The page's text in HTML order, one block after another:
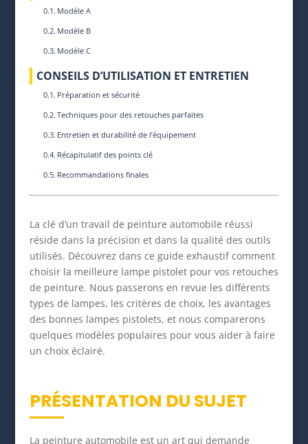
Modèle A
Modèle B
Modèle C
CONSEILS D’UTILISATION ET ENTRETIEN
Préparation et sécurité
Techniques pour des retouches parfaites
Entretien et durabilité de l’équipement
Récapitulatif des points clé
Recommandations finales
La clé d’un travail de peinture automobile réussi
réside dans la précision et dans la qualité des outils
utilisés. Découvrez dans ce guide exhaustif comment
choisir la meilleure lampe pistolet pour vos retouches
de peinture. Nous passerons en revue les différents
types de lampes, les critères de choix, les avantages
des bonnes lampes pistolets, et nous comparerons
quelques modèles populaires pour vous aider à faire
un choix éclairé.
PRÉSENTATION DU SUJET
La peinture automobile est un art qui demande